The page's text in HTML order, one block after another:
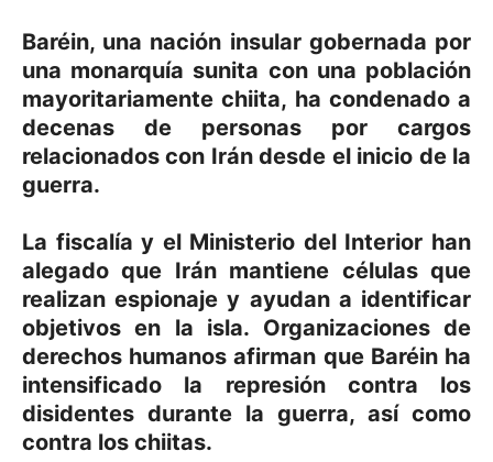
Baréin, una nación insular gobernada por
una monarquía sunita con una población
mayoritariamente chiita, ha condenado a
decenas de personas por cargos
relacionados con Irán desde el inicio de la
guerra.
La fiscalía y el Ministerio del Interior han
alegado que Irán mantiene células que
realizan espionaje y ayudan a identificar
objetivos en la isla. Organizaciones de
derechos humanos afirman que Baréin ha
intensificado la represión contra los
disidentes durante la guerra, así como
contra los chiitas.